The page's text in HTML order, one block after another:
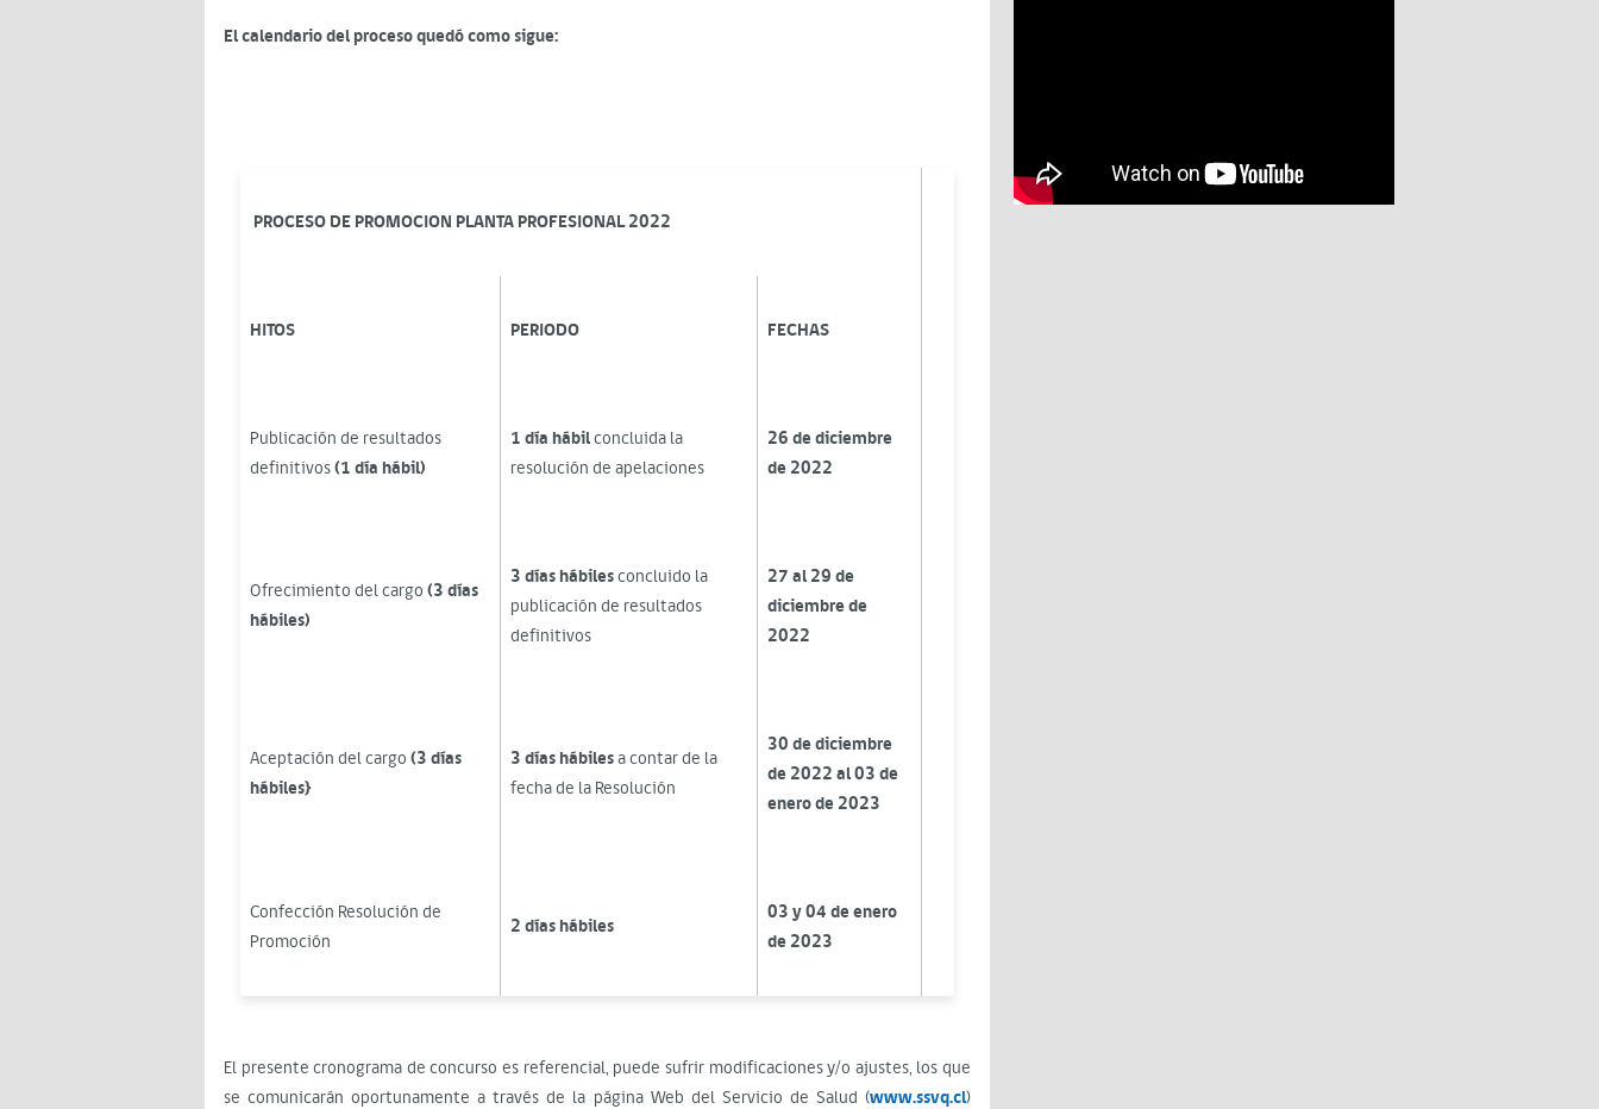
El calendario del proceso quedó como sigue:
PROCESO DE PROMOCION PLANTA PROFESIONAL 2022
HITOS PERIODO FECHAS
Publicación de resultados
definitivos(1 día hábil)
1 día hábilconcluida la
resolución de apelaciones
26 de diciembre
de 2022
Ofrecimiento del cargo(3 días
hábiles)
3 días hábilesconcluido la
publicación de resultados
definitivos
27 al 29 de
diciembre de
2022
Aceptación del cargo(3 días
hábiles}
3 días hábilesa contar de la
fecha de la Resolución
30 de diciembre
de 2022 al 03 de
enero de 2023
Confección Resolución de
Promoción
2 días hábiles
03 y 04 de enero
de 2023
El presente cronograma de concurso es referencial, puede sufrir modificaciones y/o ajustes, los que
se comunicarán oportunamente a través de la página Web del Servicio de Salud (www.ssvq.cl)